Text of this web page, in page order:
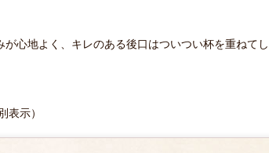
心地よく、キレのある後口はついつい杯を重ねてし
示）